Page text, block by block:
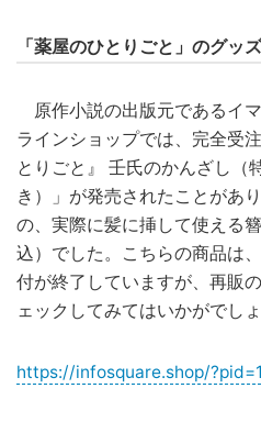
「薬屋のひとりごと」のグッ
原作小説の出版元であるイ
ラインショップでは、完全受
とりごと』 壬氏のかんざし（
き）」が発売されたことがあ
の、実際に髪に挿して使える
込）でした。こちらの商品は
付が終了していますが、再販
ェックしてみてはいかがでしょ
https://infosquare.shop/